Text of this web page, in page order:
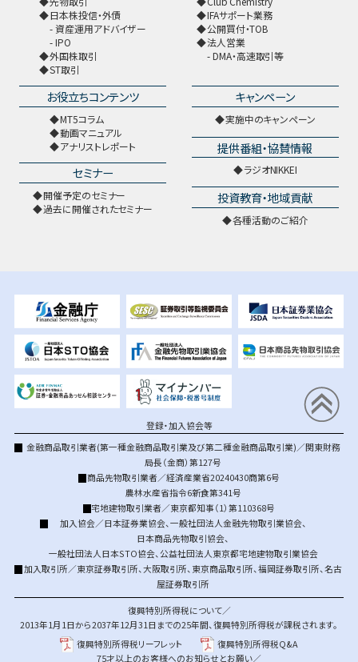
日本株投信・外債
資産運用アドバイザー
IPO
外国株取引
ST取引
IFAサポート業務
公開買付・TOB
法人営業
DMA・高速取引等
お役立ちコンテンツ
MT5コラム
動画マニュアル
アナリストレポート
セミナー
開催予定のセミナー
過去に開催されたセミナー
キャンペーン
実施中のキャンペーン
提供番組・協賛情報
ラジオNIKKEI
投資教育・地域貢献
各種活動のご紹介
登録・加入協会等
金融商品取引業者(第一種金融商品取引業及び第二種金融商品取引業)／関東財務
局長（金商）第127号
商品先物取引業者／経済産業省20240430商第6号
農林水産省指令6新食第341号
宅地建物取引業者／東京都知事（1）第110368号
加入協会／日本証券業協会、一般社団法人金融先物取引業協会、
日本商品先物取引協会、
一般社団法人日本STO協会、公益社団法人東京都宅地建物取引業協会
加入取引所／東京証券取引所、大阪取引所、 東京商品取引所、福岡証券取引所、名古
屋証券取引所
復興特別所得税について／
2013年1月1日から2037年12月31日までの25年間、復興特別所得税が課税されます。
復興特別所得税リーフレット
復興特別所得税Q&A
75才以上のお客様へのお知らせとお願い／